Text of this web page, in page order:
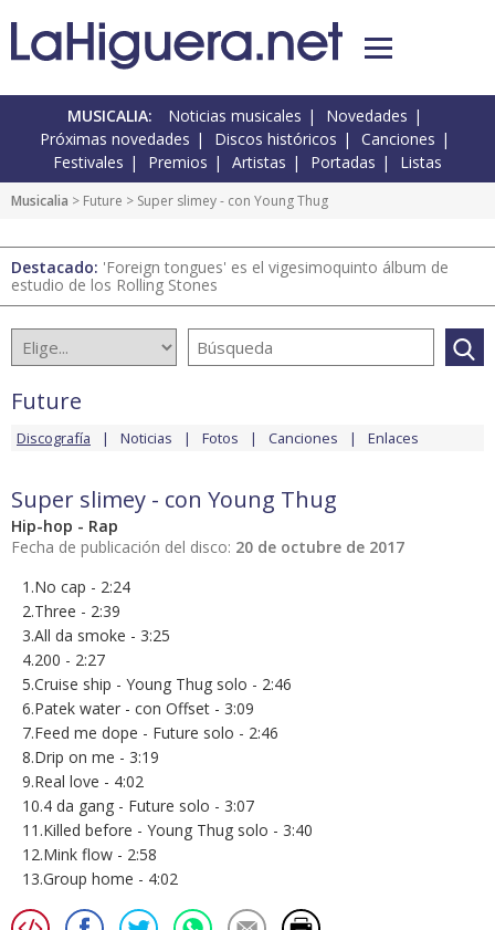
MUSICALIA: Noticias musicales
Novedades
Próximas novedades
Discos históricos
Canciones
Festivales
Premios Artistas Portadas Listas
Musicalia > Future > Super slimey - con Young Thug
Destacado: 'Foreign tongues' es el vigesimoquinto álbum de
estudio de los Rolling Stones
Future
Discografía Noticias Fotos Canciones Enlaces
Super slimey - con Young Thug
Hip-hop - Rap
Fecha de publicación del disco: 20 de octubre de 2017
1.No cap - 2:24
2.Three - 2:39
3.All da smoke - 3:25
4.200 - 2:27
5.Cruise ship - Young Thug solo - 2:46
6.Patek water - con Offset - 3:09
7.Feed me dope - Future solo - 2:46
8.Drip on me - 3:19
9.Real love - 4:02
10.4 da gang - Future solo - 3:07
11.Killed before - Young Thug solo - 3:40
12.Mink flow - 2:58
13.Group home - 4:02